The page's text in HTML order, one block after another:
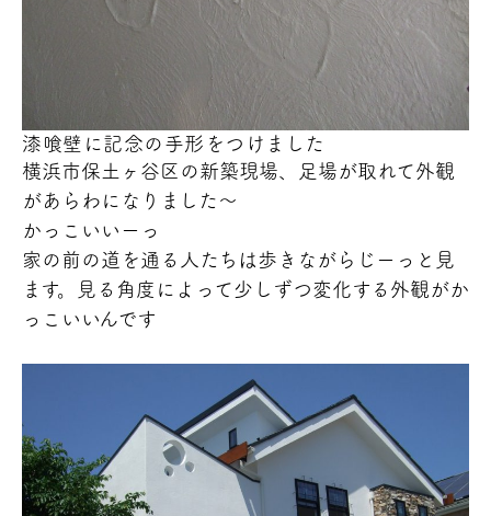
漆喰壁に記念の手形 をつけました
横浜市保土ヶ谷区の新築現場、足場が取れて外観
があらわになりました～
かっこいいーっ
家の前の道を通る人たちは歩きながら じーっと見
ます。見る角度によって少しずつ変化する外観がか
っこいいんです